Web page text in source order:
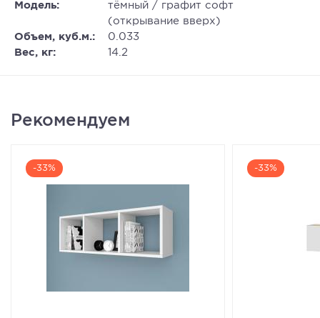
Модель:
тёмный / графит софт
(открывание вверх)
Объем, куб.м.:
0.033
Вес, кг:
14.2
Рекомендуем
-33% -33%